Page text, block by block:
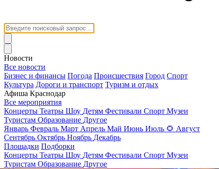
Новости
Все новости
Бизнес и финансы Погода Происшествия Город Спорт
Культура Дороги и транспорт Туризм и отдых
Афиша Краснодар
Все мероприятия
Концерты Театры Шоу Детям Фестивали Спорт Музеи
Туристам Образование Другое
Январь Февраль Март Апрель Май Июнь Июль 🌻 Август
Сентябрь Октябрь Ноябрь Декабрь
Площадки Подборки
Концерты Театры Шоу Детям Фестивали Спорт Музеи
Туристам Образование Другое